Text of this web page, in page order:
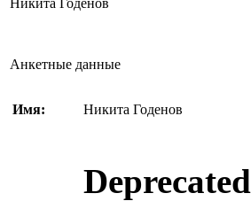
Никита Годенов
Анкетные данные
Имя: Никита Годенов
Deprecated